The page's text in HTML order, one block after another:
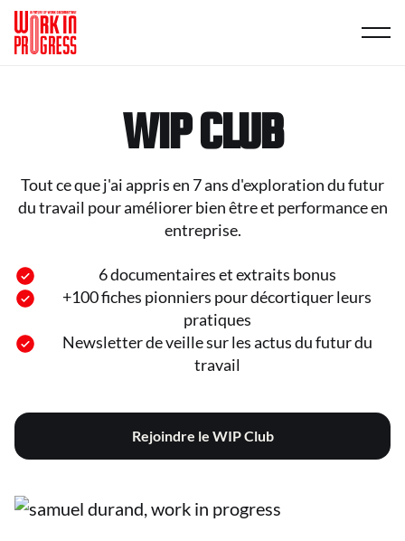
WIP CLUB
Tout ce que j'ai appris en 7 ans d'exploration du futur
du travail pour améliorer bien être et performance en
entreprise.
6 documentaires et extraits bonus
+100 fiches pionniers pour décortiquer leurs
pratiques
Newsletter de veille sur les actus du futur du
travail
Rejoindre le WIP Club